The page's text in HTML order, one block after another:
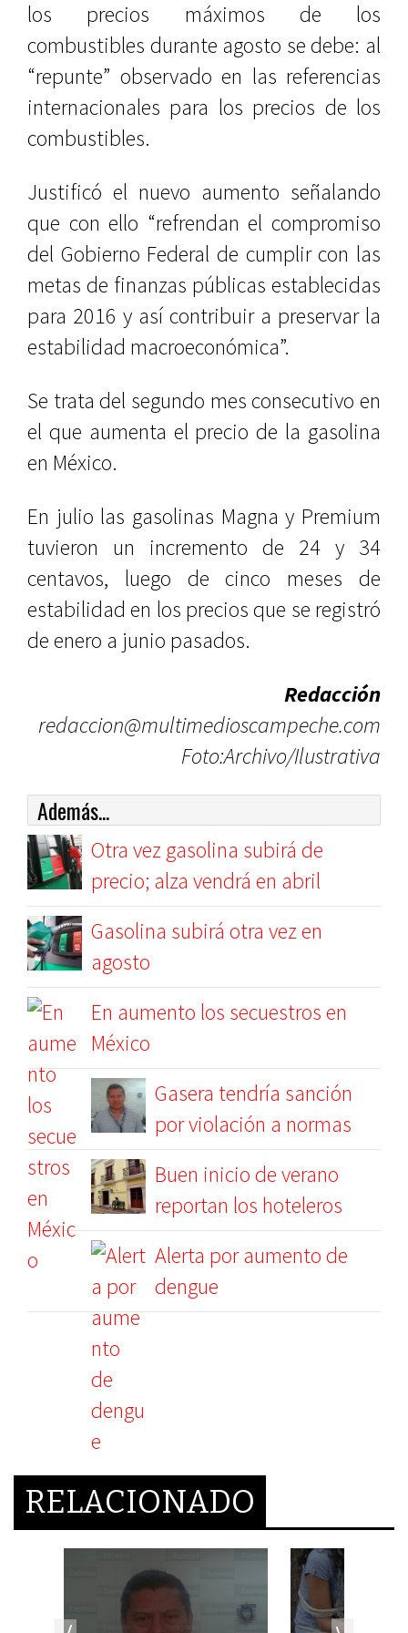
los precios máximos de los
combustibles durante agosto se debe: al
“repunte” observado en las referencias
internacionales para los precios de los
combustibles.
Justificó el nuevo aumento señalando
que con ello “refrendan el compromiso
del Gobierno Federal de cumplir con las
metas de finanzas públicas establecidas
para 2016 y así contribuir a preservar la
estabilidad macroeconómica”.
Se trata del segundo mes consecutivo en
el que aumenta el precio de la gasolina
en México.
En julio las gasolinas Magna y Premium
tuvieron un incremento de 24 y 34
centavos, luego de cinco meses de
estabilidad en los precios que se registró
de enero a junio pasados.
Redacción
redaccion@multimedioscampeche.com
Foto:Archivo/Ilustrativa
Además...
Otra vez gasolina subirá de
precio; alza vendrá en abril
Gasolina subirá otra vez en
agosto
En aumento los secuestros en
México
Gasera tendría sanción
por violación a normas
Buen inicio de verano
reportan los hoteleros
Alerta por aumento de
dengue
RELACIONADO